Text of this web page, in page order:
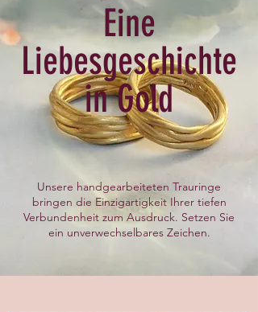
Eine
Liebesgeschichte
in Gold
Unsere handgearbeiteten Trauringe
bringen die Einzigartigkeit Ihrer tiefen
Verbundenheit zum Ausdruck. Setzen Sie
ein unverwechselbares Zeichen.